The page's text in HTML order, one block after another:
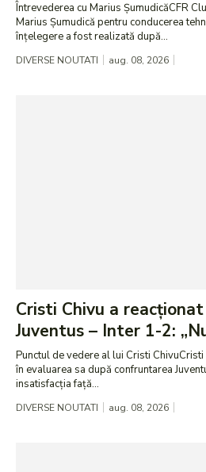
Întrevederea cu Marius ȘumudicăCFR
Marius Șumudică pentru conducerea
înțelegere a fost realizată după...
DIVERSE NOUTATI aug. 08, 2026
Cristi Chivu a
Juventus – Inter 1-2:
Punctul de vedere al lui Cristi
în evaluarea sa după confruntarea
insatisfacția față...
DIVERSE NOUTATI aug. 08, 2026